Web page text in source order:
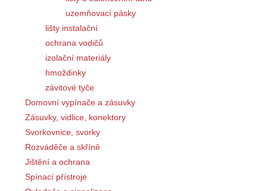
uzemňovací pásky
lišty instalační
ochrana vodičů
izolační materiály
hmoždinky
závitové tyče
Domovní vypínače a zásuvky
Zásuvky, vidlice, konektory
Svorkovnice, svorky
Rozváděče a skříně
Jištění a ochrana
Spínací přístroje